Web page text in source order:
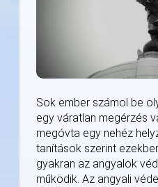
Sok ember számol be
egy váratlan megérzés
megóvta egy nehéz
tanítások szerint
gyakran az angyalok
működik. Az angyali